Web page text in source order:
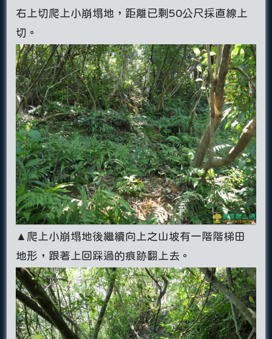
右上切爬上小崩塌地，距離已剩50公尺採直線上
切。
▲爬上小崩塌地後繼續向上之山坡有一階階梯田
地形，跟著上回踩過的痕跡翻上去。